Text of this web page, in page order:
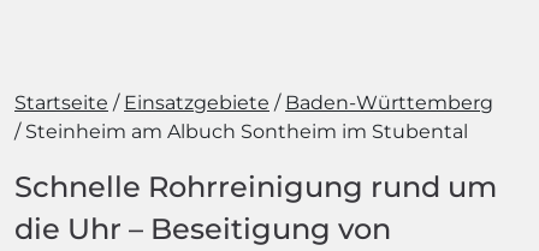
Startseite Einsatzgebiete
Baden-Württemberg
Steinheim am Albuch Sontheim im Stubental
Schnelle Rohrreinigung rund um
die Uhr – Beseitigung von